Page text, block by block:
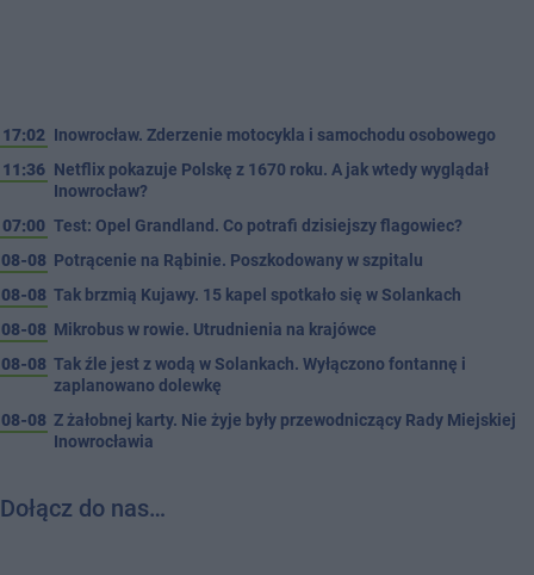
17:02 Inowrocław. Zderzenie motocykla i samochodu osobowego
11:36 Netflix pokazuje Polskę z 1670 roku. A jak wtedy wyglądał
Inowrocław?
07:00 Test: Opel Grandland. Co potrafi dzisiejszy flagowiec?
08-08 Potrącenie na Rąbinie. Poszkodowany w szpitalu
08-08 Tak brzmią Kujawy. 15 kapel spotkało się w Solankach
08-08 Mikrobus w rowie. Utrudnienia na krajówce
08-08 Tak źle jest z wodą w Solankach. Wyłączono fontannę i
zaplanowano dolewkę
08-08 Z żałobnej karty. Nie żyje były przewodniczący Rady Miejskiej
Inowrocławia
Dołącz do nas…